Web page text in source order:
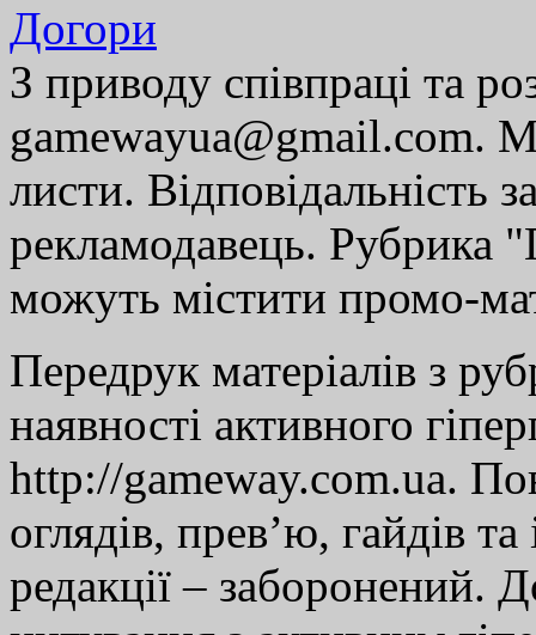
Догори
З приводу співпраці та
gamewayua@gmail.com.
листи. Відповідальність
рекламодавець. Рубрика
можуть містити промо-
Передрук матеріалів з
наявності активного
http://gameway.com.ua.
оглядів, прев’ю, гайдів
редакції – заборонений.